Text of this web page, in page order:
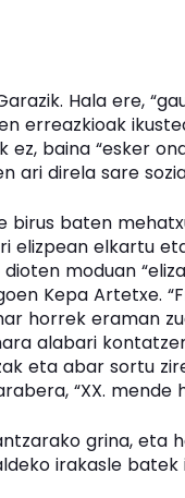
Hala ere,
erreazkioak
ez, baina “esker
ari direla sare
birus baten
elizpean elkartu
moduan “eliza
Kepa Artetxe.
horrek eraman
alabari
eta abar sortu
“XX. mende
grina, eta
irakasle batek